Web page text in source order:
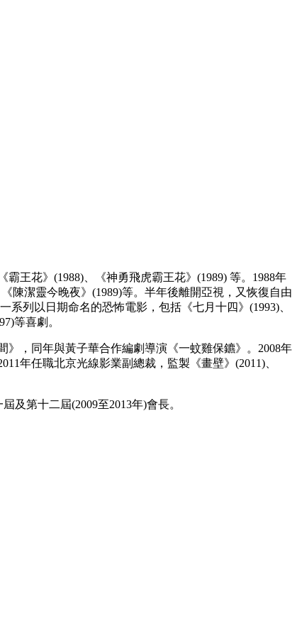
王花》(1988)、《神勇飛虎霸王花》(1989) 等。1988年
陳潔靈今晚夜》(1989)等。半年後離開亞視，又恢復自由
列以日期命名的恐怖電影，包括《七月十四》(1993)、
等喜劇。
》，同年與黃子華合作編劇導演《一蚊雞保鑣》。2008年
年任職北京光線影業副總裁，監製《畫壁》(2011)、
及第十二屆(2009至2013年)會長。